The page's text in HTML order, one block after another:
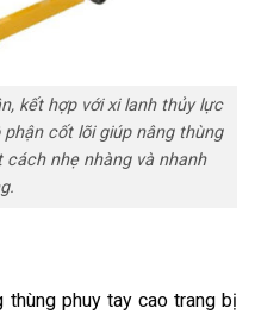
kết hợp với xi lanh thủy lực
cốt lõi giúp nâng thùng
nhẹ nhàng và nhanh
thùng phuy tay cao trang bị